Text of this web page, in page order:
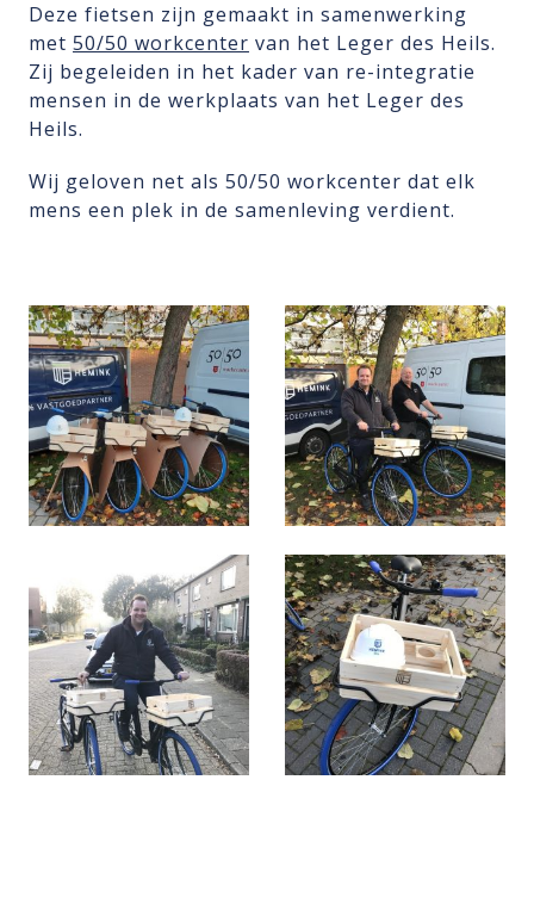
Deze fietsen zijn gemaakt in samenwerking
met 50/50 workcenter van het Leger des Heils.
Zij begeleiden in het kader van re-integratie
mensen in de werkplaats van het Leger des
Heils.
Wij geloven net als 50/50 workcenter dat elk
mens een plek in de samenleving verdient.